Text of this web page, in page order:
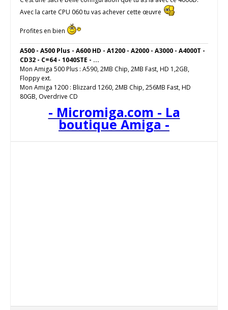
Avec la carte CPU 060 tu vas achever cette œuvre
Profites en bien
A500 - A500 Plus - A600 HD - A1200 - A2000 - A3000 - A4000T -
CD32 - C=64 - 1040STE - ...
Mon Amiga 500 Plus : A590, 2MB Chip, 2MB Fast, HD 1,2GB,
Floppy ext.
Mon Amiga 1200 : Blizzard 1260, 2MB Chip, 256MB Fast, HD
80GB, Overdrive CD
- Micromiga.com - La
boutique Amiga -